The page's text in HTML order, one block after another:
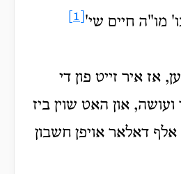
מו"ה חיים שי'
אז איר זייט פון די
ועושה, און האט שוין ביז
אלף דאלאר אויפן חשבון